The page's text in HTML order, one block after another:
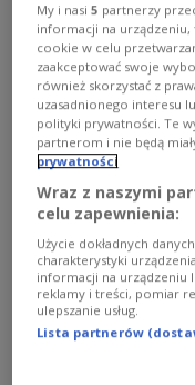
reports.
King Charles III leaves
My i nasi5 partnerzy
informacji na
cookie w celu
zaakceptować swoje
również skorzystać z
uzasadnionego interesu
polityki prywatności. Te
partnerom i nie będą
prywatności
Wraz z naszymi
celu zapewnienia:
Użycie dokładnych
charakterystyki
informacji na urządzeniu
reklamy i treści, pomiar
ulepszanie usług.
Lista partnerów